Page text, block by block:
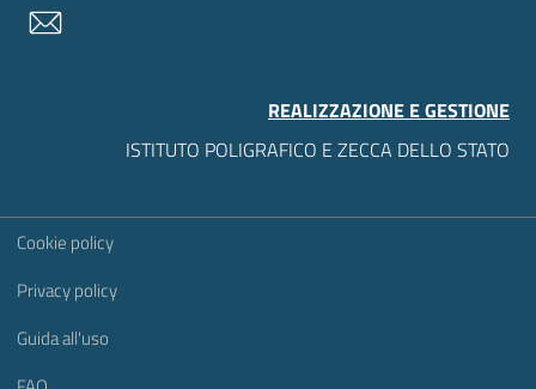
REALIZZAZIONE E GESTIONE
ISTITUTO POLIGRAFICO E ZECCA DELLO STATO
Sezione Link Utili
Cookie policy
Privacy policy
Guida all'uso